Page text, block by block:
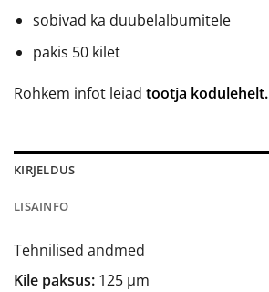
sobivad ka duubelalbumitele
pakis 50 kilet
Rohkem infot leiad tootja kodulehelt.
KIRJELDUS
LISAINFO
Tehnilised andmed
Kile paksus: 125 µm